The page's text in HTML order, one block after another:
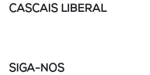
CASCAIS LIBERAL
SIGA-NOS